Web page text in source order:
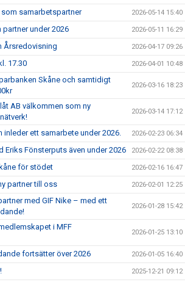
samarbetspartner 2026-05-14 15:40
under 2026 2026-05-11 16:29
Årsredovisning 2026-04-17 09:26
17.30 2026-04-01 10:48
Skåne och samtidigt
2026-03-16 18:23
AB välkommen som ny
2026-03-14 17:12
inleder ett samarbete under 2026. 2026-02-23 06:34
Eriks Fönsterputs även under 2026 2026-02-22 08:38
för stödet 2026-02-16 16:47
partner till oss 2026-02-01 12:25
med GIF Nike – med ett
2026-01-28 15:42
i MFF
2026-01-25 13:10
fortsätter över 2026 2026-01-05 16:40
2025-12-21 09:12